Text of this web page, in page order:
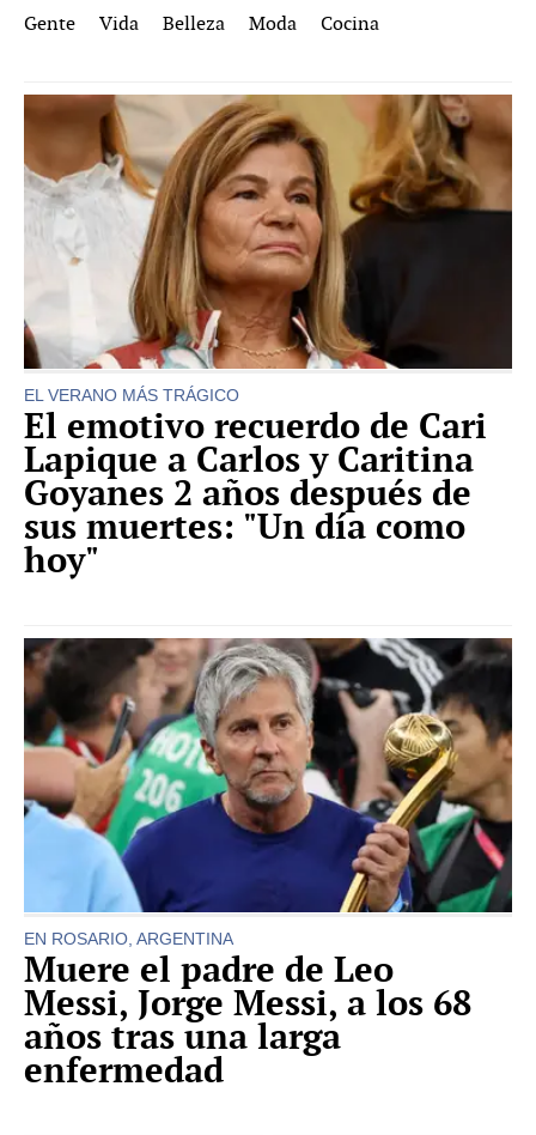
Gente Vida Belleza Moda Cocina
EL VERANO MÁS TRÁGICO
El emotivo recuerdo de Cari
Lapique a Carlos y Caritina
Goyanes 2 años después de
sus muertes: "Un día como
hoy"
EN ROSARIO, ARGENTINA
Muere el padre de Leo
Messi, Jorge Messi, a los 68
años tras una larga
enfermedad